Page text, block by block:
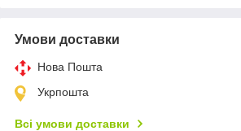
Умови доставки
Нова Пошта
Укрпошта
Всі умови доставки